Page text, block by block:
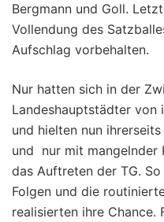
Bergmann und Goll.
Vollendung des
Aufschlag vorbehalten.
Nur hatten sich in der
Landeshauptstädter von
und hielten nun
und nur mit
das Auftreten der TG.
Folgen und die
realisierten ihre Chance.